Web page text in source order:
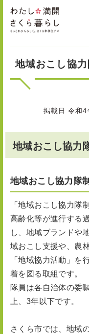
地域おこし協力
掲載日 令和4
地域おこし協力
地域おこし協力隊
「地域おこし協力隊
高齢化等が進行する
し、地域ブランドや
域おこし支援や、農
「地域協力活動」を
着を図る取組です。
隊員は各自治体の委
上、3年以下です。
さくら市では、地域